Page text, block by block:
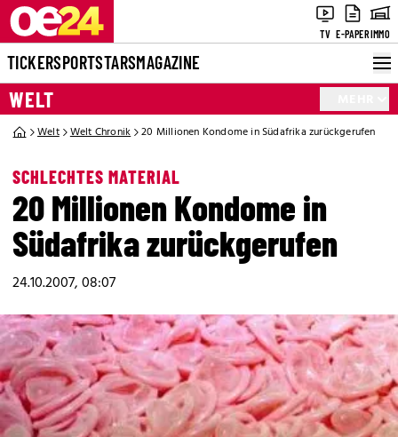
TV E-PAPERIMMO
TICKERSPORTSTARSMAGAZINE
WELT
Welt Welt Chronik 20 Millionen Kondome in Südafrika zurückgerufen
SCHLECHTES MATERIAL
20 Millionen Kondome in
Südafrika zurückgerufen
24.10.2007, 08:07